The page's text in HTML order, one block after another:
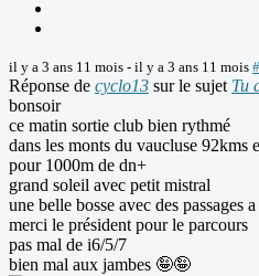
il y a 3 ans 11 mois - il y a 3 ans 11 mois
Réponse de cyclo13 sur le sujet Tu
bonsoir
ce matin sortie club bien rythmé
dans les monts du vaucluse 92kms
pour 1000m de dn+
grand soleil avec petit mistral
une belle bosse avec des passages
merci le président pour le parcours
pas mal de i6/5/7
bien mal aux jambes 🤪🤪